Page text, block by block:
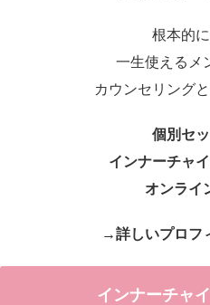
根本的
一生使えるメ
カウンセリング
個別セ
インナーチャ
オンライ
→詳しいプロフ
インナーチャ